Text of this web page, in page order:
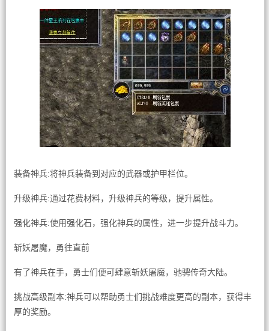
装备神兵:将神兵装备到对应的武器或护甲栏位。
升级神兵:通过花费材料，升级神兵的等级，提升属性。
强化神兵:使用强化石，强化神兵的属性，进一步提升战斗力。
斩妖屠魔，勇往直前
有了神兵在手，勇士们便可肆意斩妖屠魔，驰骋传奇大陆。
挑战高级副本:神兵可以帮助勇士们挑战难度更高的副本，获得丰
厚的奖励。